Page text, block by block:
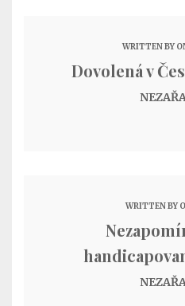
WRITTEN BY
Dovolená v
WRITTEN BY